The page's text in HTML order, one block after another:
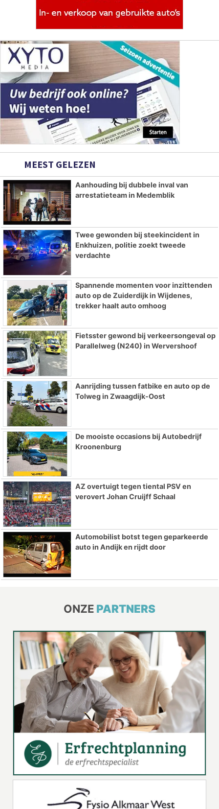
MEEST GELEZEN
Aanhouding bij dubbele inval van
arrestatieteam in Medemblik
Twee gewonden bij steekincident in
Enkhuizen, politie zoekt tweede
verdachte
Spannende momenten voor inzittenden
auto op de Zuiderdijk in Wijdenes,
trekker haalt auto omhoog
Fietsster gewond bij verkeersongeval op
Parallelweg (N240) in Wervershoof
Aanrijding tussen fatbike en auto op de
Tolweg in Zwaagdijk-Oost
De mooiste occasions bij Autobedrijf
Kroonenburg
AZ overtuigt tegen tiental PSV en
verovert Johan Cruijff Schaal
Automobilist botst tegen geparkeerde
auto in Andijk en rijdt door
ONZE PARTNERS